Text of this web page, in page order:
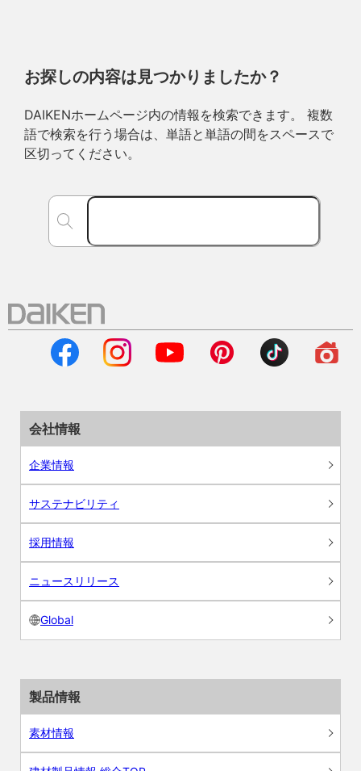
お探しの内容は見つかりましたか？
DAIKENホームページ内の情報を検索できます。 複数
語で検索を行う場合は、単語と単語の間をスペースで
区切ってください。
会社情報
企業情報
サステナビリティ
採用情報
ニュースリリース
Global
製品情報
素材情報